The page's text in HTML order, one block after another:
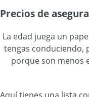
Precios de
La edad juega un
tengas conduciendo,
porque son menos